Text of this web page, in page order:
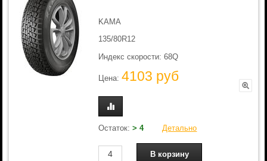
KAMA
135/80R12
Индекс скорости: 68Q
Цена:4103 руб
Остаток:> 4 Детально